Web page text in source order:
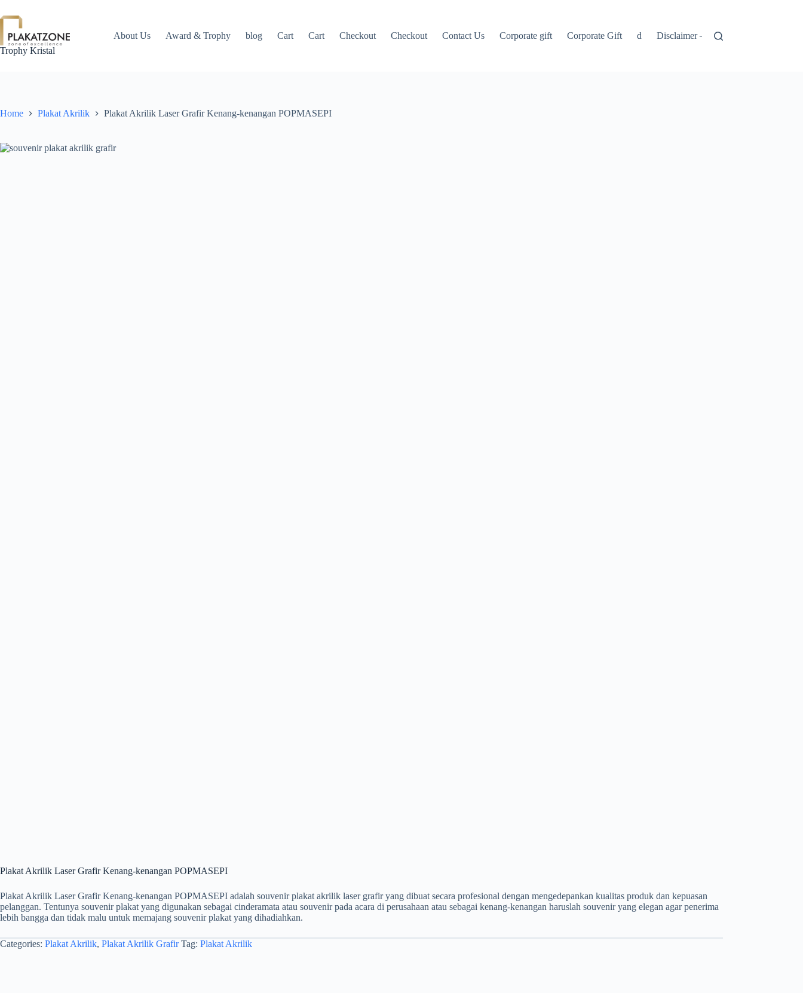
to
content
Trophy Kristal
About Us Award & Trophy blog Cart Cart Checkout Checkout Contact Us Corporate gift Corporate Gift d Disclaimer – Penolakan
Home Plakat Akrilik Plakat Akrilik Laser Grafir Kenang-kenangan POPMASEPI
Plakat Akrilik Laser Grafir Kenang-kenangan POPMASEPI
Plakat Akrilik Laser Grafir Kenang-kenangan POPMASEPI adalah souvenir plakat akrilik laser grafir yang dibuat secara profesional dengan mengedepankan kualitas produk dan kepuasan
pelanggan. Tentunya souvenir plakat yang digunakan sebagai cinderamata atau souvenir pada acara di perusahaan atau sebagai kenang-kenangan haruslah souvenir yang elegan agar penerima
lebih bangga dan tidak malu untuk memajang souvenir plakat yang dihadiahkan.
Categories: Plakat Akrilik, Plakat Akrilik Grafir Tag: Plakat Akrilik